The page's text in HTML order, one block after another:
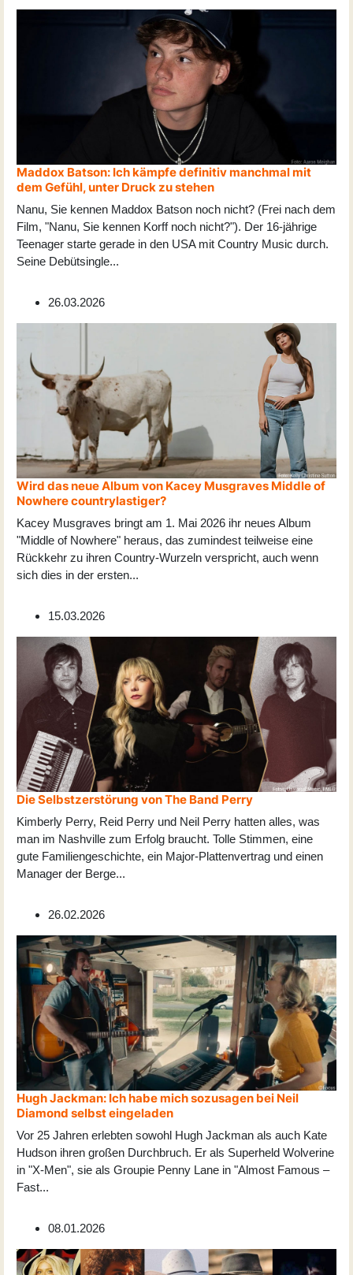
Maddox Batson: Ich kämpfe definitiv manchmal mit
dem Gefühl, unter Druck zu stehen
Nanu, Sie kennen Maddox Batson noch nicht? (Frei nach dem
Film, "Nanu, Sie kennen Korff noch nicht?"). Der 16-jährige
Teenager starte gerade in den USA mit Country Music durch.
Seine Debütsingle...
26.03.2026
Wird das neue Album von Kacey Musgraves Middle of
Nowhere countrylastiger?
Kacey Musgraves bringt am 1. Mai 2026 ihr neues Album
"Middle of Nowhere" heraus, das zumindest teilweise eine
Rückkehr zu ihren Country-Wurzeln verspricht, auch wenn
sich dies in der ersten...
15.03.2026
Die Selbstzerstörung von The Band Perry
Kimberly Perry, Reid Perry und Neil Perry hatten alles, was
man im Nashville zum Erfolg braucht. Tolle Stimmen, eine
gute Familiengeschichte, ein Major-Plattenvertrag und einen
Manager der Berge...
26.02.2026
Hugh Jackman: Ich habe mich sozusagen bei Neil
Diamond selbst eingeladen
Vor 25 Jahren erlebten sowohl Hugh Jackman als auch Kate
Hudson ihren großen Durchbruch. Er als Superheld Wolverine
in "X-Men", sie als Groupie Penny Lane in "Almost Famous –
Fast...
08.01.2026